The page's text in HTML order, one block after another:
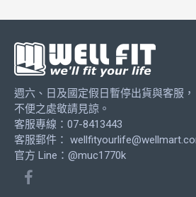
週六、日及國定假日暫停出貨與客服，
不便之處敬請見諒。
客服專線：07-8413443
客服郵件：
官方 Line：@muc1770k